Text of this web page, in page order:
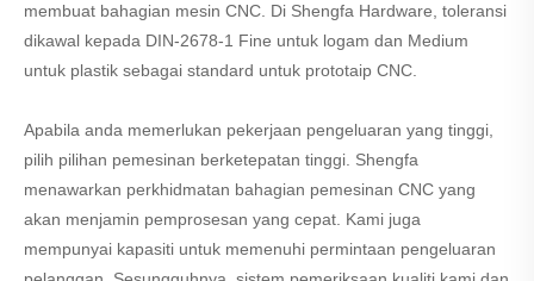
membuat bahagian mesin CNC. Di Shengfa Hardware, toleransi
dikawal kepada DIN-2678-1 Fine untuk logam dan Medium
untuk plastik sebagai standard untuk prototaip CNC.
Apabila anda memerlukan pekerjaan pengeluaran yang tinggi,
pilih pilihan pemesinan berketepatan tinggi. Shengfa
menawarkan perkhidmatan bahagian pemesinan CNC yang
akan menjamin pemprosesan yang cepat. Kami juga
mempunyai kapasiti untuk memenuhi permintaan pengeluaran